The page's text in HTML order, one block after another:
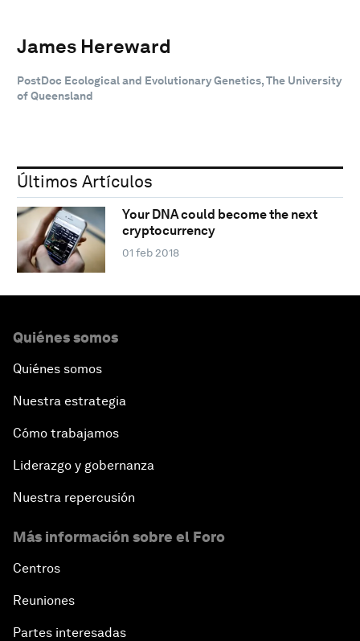
James Hereward
PostDoc Ecological and Evolutionary Genetics, The University
of Queensland
Últimos Artículos
Your DNA could become the next
cryptocurrency
01 feb 2018
Quiénes somos
Quiénes somos
Nuestra estrategia
Cómo trabajamos
Liderazgo y gobernanza
Nuestra repercusión
Más información sobre el Foro
Centros
Reuniones
Partes interesadas